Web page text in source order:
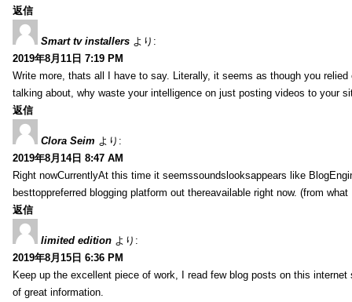
返信
Smart tv installers より:
2019年8月11日 7:19 PM
Write more, thats all I have to say. Literally, it seems as though you
talking about, why waste your intelligence on just posting videos to your
返信
Clora Seim より:
2019年8月14日 8:47 AM
Right nowCurrentlyAt this time it seemssoundslooksappears like
besttoppreferred blogging platform out thereavailable right now. (from
返信
limited edition より:
2019年8月15日 6:36 PM
Keep up the excellent piece of work, I read few blog posts on this
of great information.